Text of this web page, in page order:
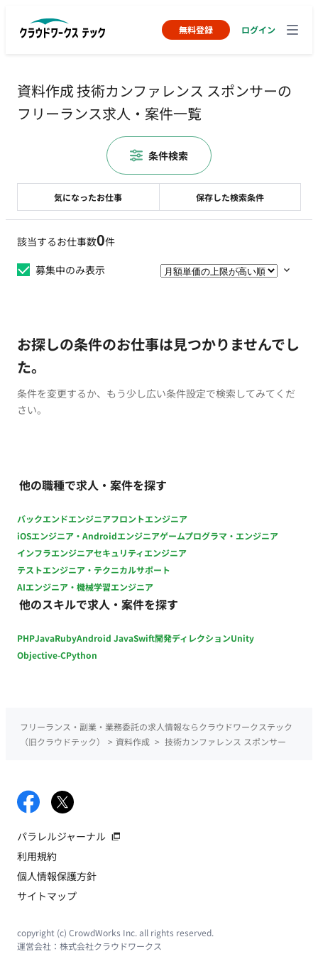
無料登録 ログイン
資料作成 技術カンファレンス スポンサーの
フリーランス求人・案件一覧
該当するお仕事数0件
募集中のみ表示
お探しの条件のお仕事は見つかりませんでし
た。
条件を変更するか、もう少し広い条件設定で検索してみてくだ
さい。
他の職種で求人・案件を探す
バックエンドエンジニアフロントエンジニア
iOSエンジニア・Androidエンジニアゲームプログラマ・エンジニア
インフラエンジニアセキュリティエンジニア
テストエンジニア・テクニカルサポート
AIエンジニア・機械学習エンジニア
他のスキルで求人・案件を探す
PHPJavaRubyAndroid JavaSwift開発ディレクションUnity
Objective-CPython
気になったお仕事 保存した検索条件
条件検索
フリーランス・副業・業務委託の求人情報ならクラウドワークステック
（旧クラウドテック）
> 資料作成 > 技術カンファレンス スポンサー
パラレルジャーナル
利用規約
個人情報保護方針
サイトマップ
copyright (c) CrowdWorks Inc. all rights reserved.
運営会社： 株式会社クラウドワークス